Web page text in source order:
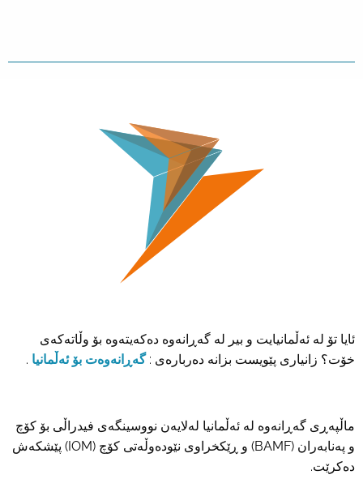
ئایا تۆ لە ئەڵمانیایت و بیر لە گەڕانەوە دەکەیتەوە بۆ وڵاتەکەی
خۆت؟ زانیاری پێویست بزانە دەربارەی :گەڕانەوەت بۆ ئەڵمانیا .
ماڵپەڕی گەڕانەوە لە ئەڵمانیا لەلایەن نووسینگەی فیدراڵی بۆ کۆچ
و پەنابەران (BAMF) و ڕێکخراوی نێودەوڵەتی کۆچ (IOM) پێشکەش
دەکرێت.